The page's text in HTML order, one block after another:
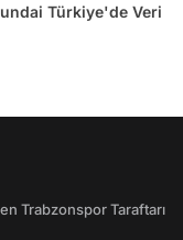
Türkiye'de Veri
Trabzonspor Taraftarı